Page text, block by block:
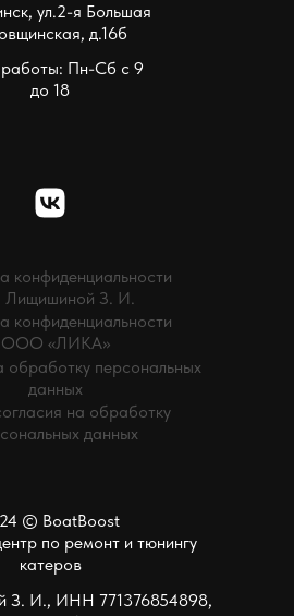
ул.2-я Большая
д.16б
Пн-Сб с 9
до 18
конфиденциальности
З. И.
конфиденциальности
ООО «ЛИКА»
обработку персональных
данных
на обработку
данных
© BoatBoost
по ремонт и тюнингу
катеров
З. И., ИНН 771376854898,